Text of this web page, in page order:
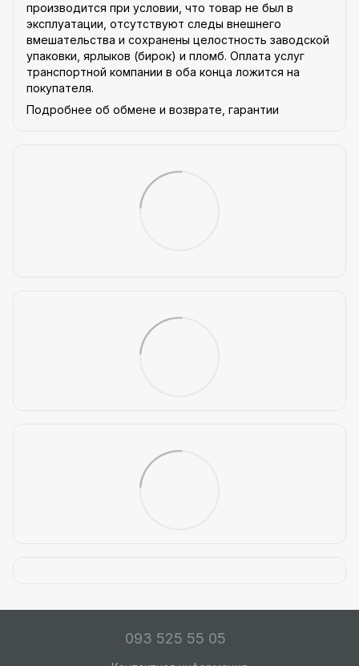
производится при условии, что товар не был в
эксплуатации, отсутствуют следы внешнего
вмешательства и сохранены целостность заводской
упаковки, ярлыков (бирок) и пломб. Оплата услуг
транспортной компании в оба конца ложится на
покупателя.
Подробнее об обмене и возврате, гарантии
093 525 55 05